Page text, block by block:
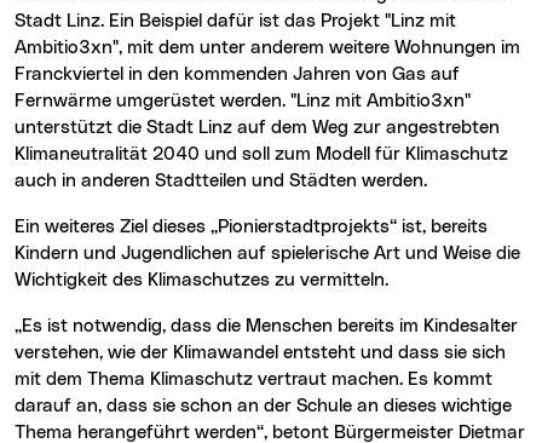
Stadt Linz. Ein Beispiel dafür ist das Projekt "Linz mit
Ambitio3xn", mit dem unter anderem weitere Wohnungen im
Franckviertel in den kommenden Jahren von Gas auf
Fernwärme umgerüstet werden. "Linz mit Ambitio3xn"
unterstützt die Stadt Linz auf dem Weg zur angestrebten
Klimaneutralität 2040 und soll zum Modell für Klimaschutz
auch in anderen Stadtteilen und Städten werden.
Ein weiteres Ziel dieses „Pionierstadtprojekts“ ist, bereits
Kindern und Jugendlichen auf spielerische Art und Weise die
Wichtigkeit des Klimaschutzes zu vermitteln.
„Es ist notwendig, dass die Menschen bereits im Kindesalter
verstehen, wie der Klimawandel entsteht und dass sie sich
mit dem Thema Klimaschutz vertraut machen. Es kommt
darauf an, dass sie schon an der Schule an dieses wichtige
Thema herangeführt werden“, betont Bürgermeister Dietmar